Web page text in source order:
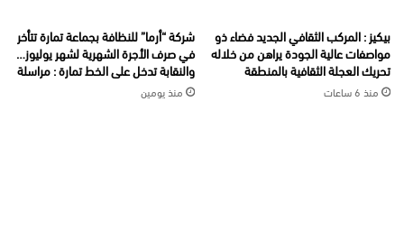
بيكيز : المركب الثقافي الجديد فضاء ذو
مواصفات عالية الجودة يراهن من خلاله
تحريك العجلة الثقافية بالمنطقة
منذ 6 ساعات
شركة “أرما” للنظافة بجماعة تمارة تتأخر
في صرف الأجرة الشهرية لشهر يوليوز…
والنقابة تدخل على الخط تمارة : مراسلة
منذ يومين